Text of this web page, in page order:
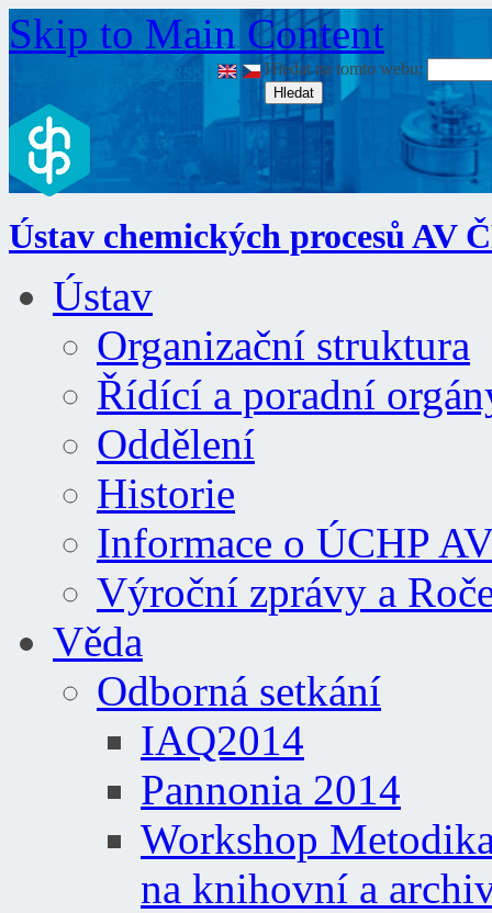
Skip to Main Content
RSS Hledat na tomto webu:
Ústav chemických procesů AV
Ústav
Organizační struktura
Řídící a poradní
Oddělení
Historie
Informace o ÚCHP
Výroční zprávy a
Věda
Odborná setkání
IAQ2014
Pannonia 2014
Workshop
na knihovní a